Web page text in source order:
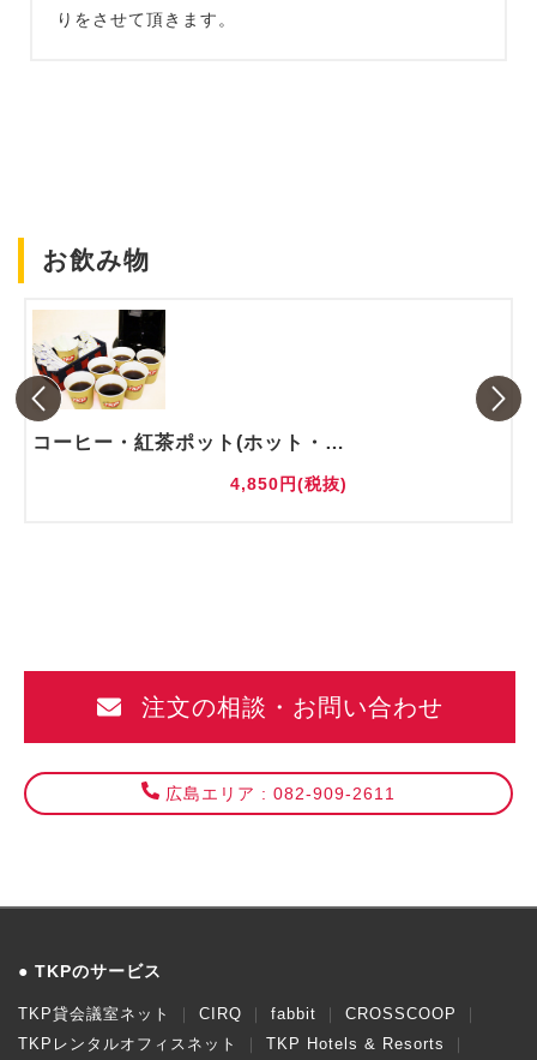
りをさせて頂きます。
お飲み物
コーヒー・紅茶ポット(ホット・アイス)
4,850円(税抜)
注文の相談・お問い合わせ
広島エリア : 082-909-2611
TKPのサービス
TKP貸会議室ネット CIRQ fabbit
CROSSCOOP
TKPレンタルオフィスネット
TKP Hotels & Resorts